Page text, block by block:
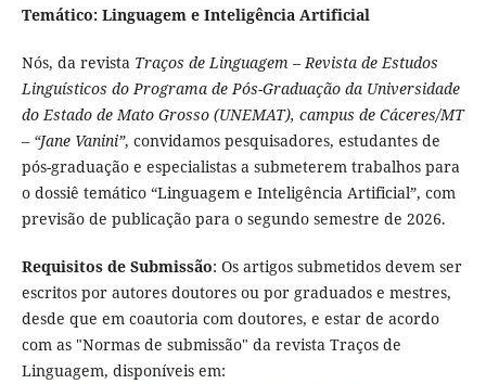
Temático: Linguagem e Inteligência Artificial
Nós, da revista Traços de Linguagem – Revista de Estudos
Linguísticos do Programa de Pós-Graduação da Universidade
do Estado de Mato Grosso (UNEMAT), campus de Cáceres/MT
– “Jane Vanini”, convidamos pesquisadores, estudantes de
pós-graduação e especialistas a submeterem trabalhos para
o dossiê temático “Linguagem e Inteligência Artificial”, com
previsão de publicação para o segundo semestre de 2026.
Requisitos de Submissão: Os artigos submetidos devem ser
escritos por autores doutores ou por graduados e mestres,
desde que em coautoria com doutores, e estar de acordo
com as "Normas de submissão" da revista Traços de
Linguagem, disponíveis em: